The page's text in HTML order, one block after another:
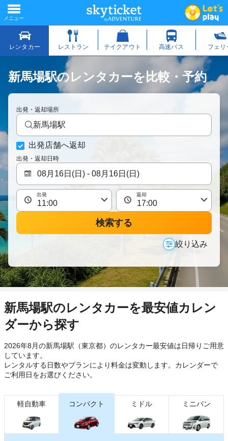
新馬場駅のレンタカーを比較・予約
出発・返却場所
新馬場駅
出発店舗へ返却
出発・返却日時
出発 返却
検索する
絞り込み
新馬場駅のレンタカーを最安値カレン
ダーから探す
2026年8月の新馬場駅（東京都）のレンタカー最安値は日帰り ご用意
しています。
レンタルする日数やプランにより料金は変動します。カレンダーで
ご利用日をお選びください。
軽自動車 コンパクト ミドル ミニバン